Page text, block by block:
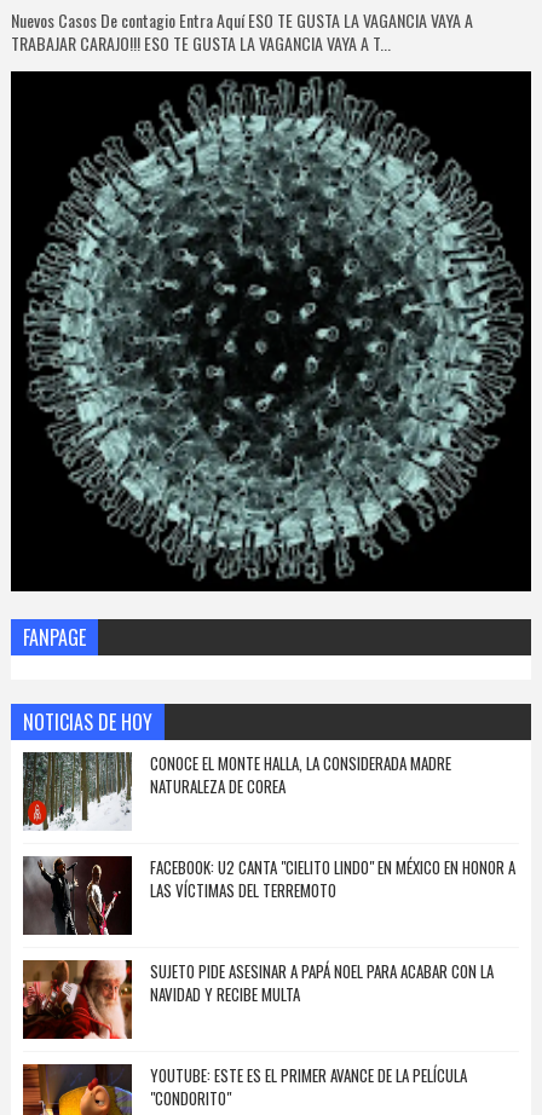
Nuevos Casos De contagio Entra Aquí ESO TE GUSTA LA VAGANCIA VAYA A
TRABAJAR CARAJO!!! ESO TE GUSTA LA VAGANCIA VAYA A T...
FANPAGE
NOTICIAS DE HOY
CONOCE EL MONTE HALLA, LA CONSIDERADA MADRE
NATURALEZA DE COREA
FACEBOOK: U2 CANTA "CIELITO LINDO" EN MÉXICO EN HONOR A
LAS VÍCTIMAS DEL TERREMOTO
SUJETO PIDE ASESINAR A PAPÁ NOEL PARA ACABAR CON LA
NAVIDAD Y RECIBE MULTA
YOUTUBE: ESTE ES EL PRIMER AVANCE DE LA PELÍCULA
"CONDORITO"